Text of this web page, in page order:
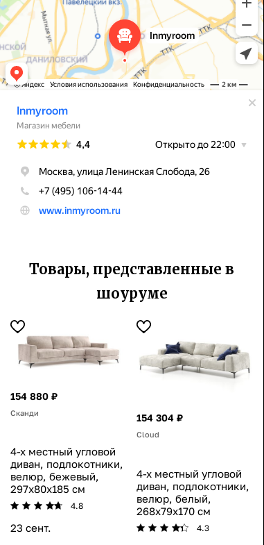
Товары, представленные в
шоуруме
154 880 ₽
Сканди
4-х местный угловой
диван, подлокотники,
велюр, бежевый,
297x80x185 см
4.8
23 сент.
154 304 ₽
Cloud
4-х местный угловой
диван, подлокотники,
велюр, белый,
268x79x170 см
4.3